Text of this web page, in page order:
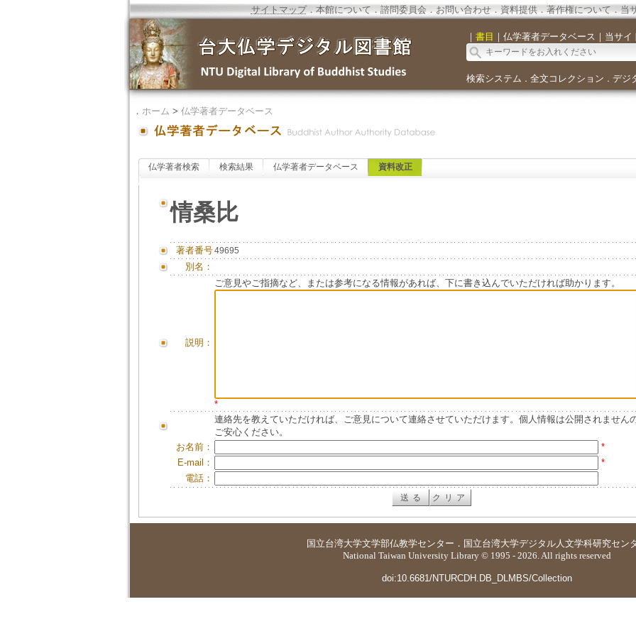
サイトマップ．本館について．諮問委員会． お問い合わせ． 資料提供．著作権について．当
｜ 書目 ｜ 仏学著者データベース ｜ 当サイ
検索システム ． 全文コレクション ． デジ
． ホーム > 仏学著者データベース
仏学著者検索 検索結果 仏学著者データベース 資料改正
情桑比
著者番号49695
別名：
説明：
ご意見やご指摘など、または参考になる情報があれば、下に書き込んでいただければ助かります。
*
連絡先を教えていただければ、ご意見について連絡させていただけます。個人情報は公開されません
ご安心ください。
お名前：
*
E-mail：
*
電話：
国立台湾大学文学部仏教学センター ． 国立台湾大学デジタル人文学科研究セン
National Taiwan University Library © 1995 - 2026. All rights reserved
doi:10.6681/NTURCDH.DB_DLMBS/Collection